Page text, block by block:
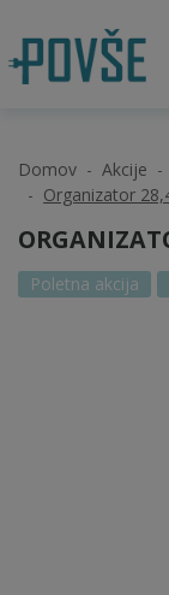
Domov Akcije
Organizator
Poletna akcija